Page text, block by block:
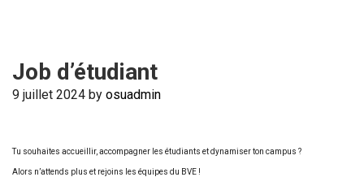
Job d’étudiant
9 juillet 2024 by osuadmin
Tu souhaites accueillir, accompagner les étudiants et dynamiser ton campus ?
Alors n’attends plus et rejoins les équipes du BVE !